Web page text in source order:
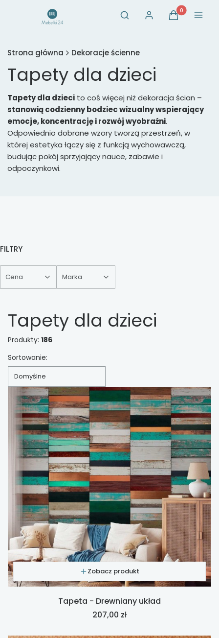
Otwórz wyszukiwarkę
Szukaj Zaloguj sięProdukty w
Koszyk Menu
Strona główna Dekoracje ścienne
Tapety dla dzieci
Tapety dla dzieci to coś więcej niż dekoracja ścian –
stanowią codzienny bodziec wizualny wspierający
emocje, koncentrację i rozwój wyobraźni.
Odpowiednio dobrane wzory tworzą przestrzeń, w
której estetyka łączy się z funkcją wychowawczą,
budując pokój sprzyjający nauce, zabawie i
odpoczynkowi.
FILTRY
Cena Marka
Tapety dla dzieci
Produkty: 186
Lista produktów
Sortowanie:
Domyślne
Zobacz produkt
Tapeta - Drewniany układ
Cena
207,00 zł